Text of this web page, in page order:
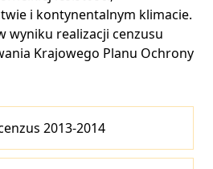
i kontynentalnym klimacie.
wyniku realizacji cenzusu
Krajowego Planu Ochrony
2013-2014